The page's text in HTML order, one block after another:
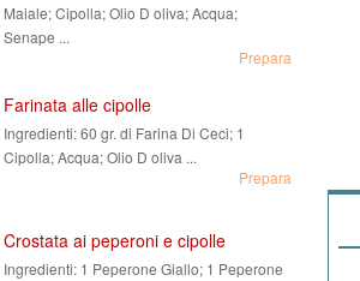
Maiale; Cipolla; Olio D oliva; Acqua;
Senape ...
Prepara
Farinata alle cipolle
Ingredienti:60 gr. di Farina Di Ceci; 1
Cipolla; Acqua; Olio D oliva ...
Prepara
Crostata ai peperoni e cipolle
Ingredienti: 1 Peperone Giallo; 1 Peperone